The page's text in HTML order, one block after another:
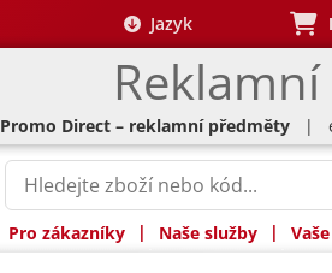
Jazyk
Promo Direct – reklamní předměty |
Pro zákazníky | Naše služby |